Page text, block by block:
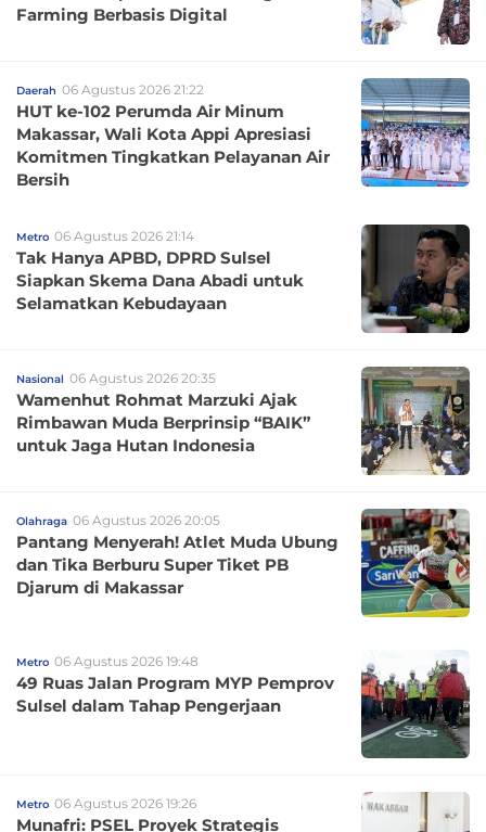
Farming Berbasis Digital
Daerah 06 Agustus 2026 21:22
HUT ke-102 Perumda Air Minum
Makassar, Wali Kota Appi Apresiasi
Komitmen Tingkatkan Pelayanan Air
Bersih
Metro 06 Agustus 2026 21:14
Tak Hanya APBD, DPRD Sulsel
Siapkan Skema Dana Abadi untuk
Selamatkan Kebudayaan
Nasional 06 Agustus 2026 20:35
Wamenhut Rohmat Marzuki Ajak
Rimbawan Muda Berprinsip “BAIK”
untuk Jaga Hutan Indonesia
Olahraga 06 Agustus 2026 20:05
Pantang Menyerah! Atlet Muda Ubung
dan Tika Berburu Super Tiket PB
Djarum di Makassar
Metro 06 Agustus 2026 19:48
49 Ruas Jalan Program MYP Pemprov
Sulsel dalam Tahap Pengerjaan
Metro 06 Agustus 2026 19:26
Munafri: PSEL Proyek Strategis